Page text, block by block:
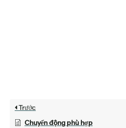
Trước
Chuyển động phù hợp